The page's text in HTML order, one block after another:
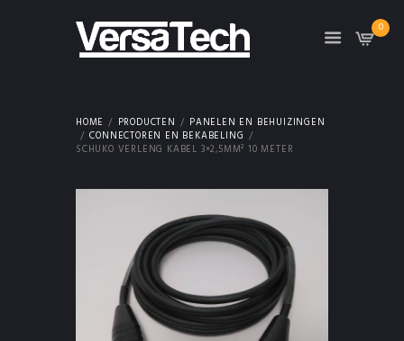
0
HOME PRODUCTEN
PANELEN EN BEHUIZINGEN
CONNECTOREN EN BEKABELING
SCHUKO VERLENG KABEL 3×2,5MM² 10 METER